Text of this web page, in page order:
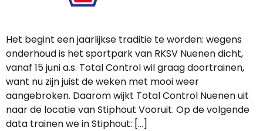
Het begint een jaarlijkse traditie te worden: wegens
onderhoud is het sportpark van RKSV Nuenen dicht,
vanaf 15 juni a.s. Total Control wil graag doortrainen,
want nu zijn juist de weken met mooi weer
aangebroken. Daarom wijkt Total Control Nuenen uit
naar de locatie van Stiphout Vooruit. Op de volgende
data trainen we in Stiphout: […]